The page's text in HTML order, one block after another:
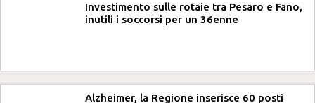
Investimento sulle rotaie tra Pesaro e Fano,
inutili i soccorsi per un 36enne
Alzheimer, la Regione inserisce 60 posti